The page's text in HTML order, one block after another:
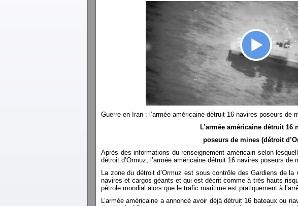
Guerre en Iran : l’armée américaine détruit 16 navires poseurs de
L’armée américaine détruit 16
poseurs de mines (détroit
Après des informations du renseignement américain selon
détroit d’Ormuz, l’armée américaine détruit 16 navires poseurs de
La zone du détroit d’Ormuz est sous contrôle des Gardiens de
navires et cargos géants et qui est décrit comme à très hauts
pétrole mondial alors que le trafic maritime est pratiquement à
L’armée américaine a annoncé avoir déjà détruit 16 bateaux ou